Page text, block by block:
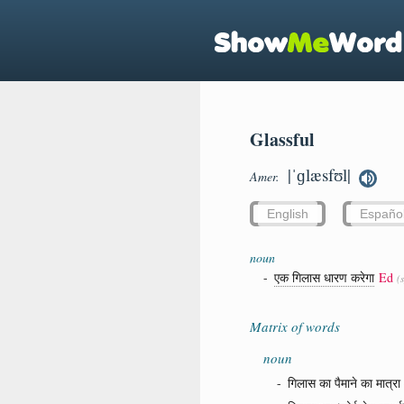
Glassful
Amer. |ˈɡlæsfʊl|
English Español
noun
- एक गिलास धारण करेगा Ed
Matrix of words
noun
- गिलास का पैमाने का मात्रा